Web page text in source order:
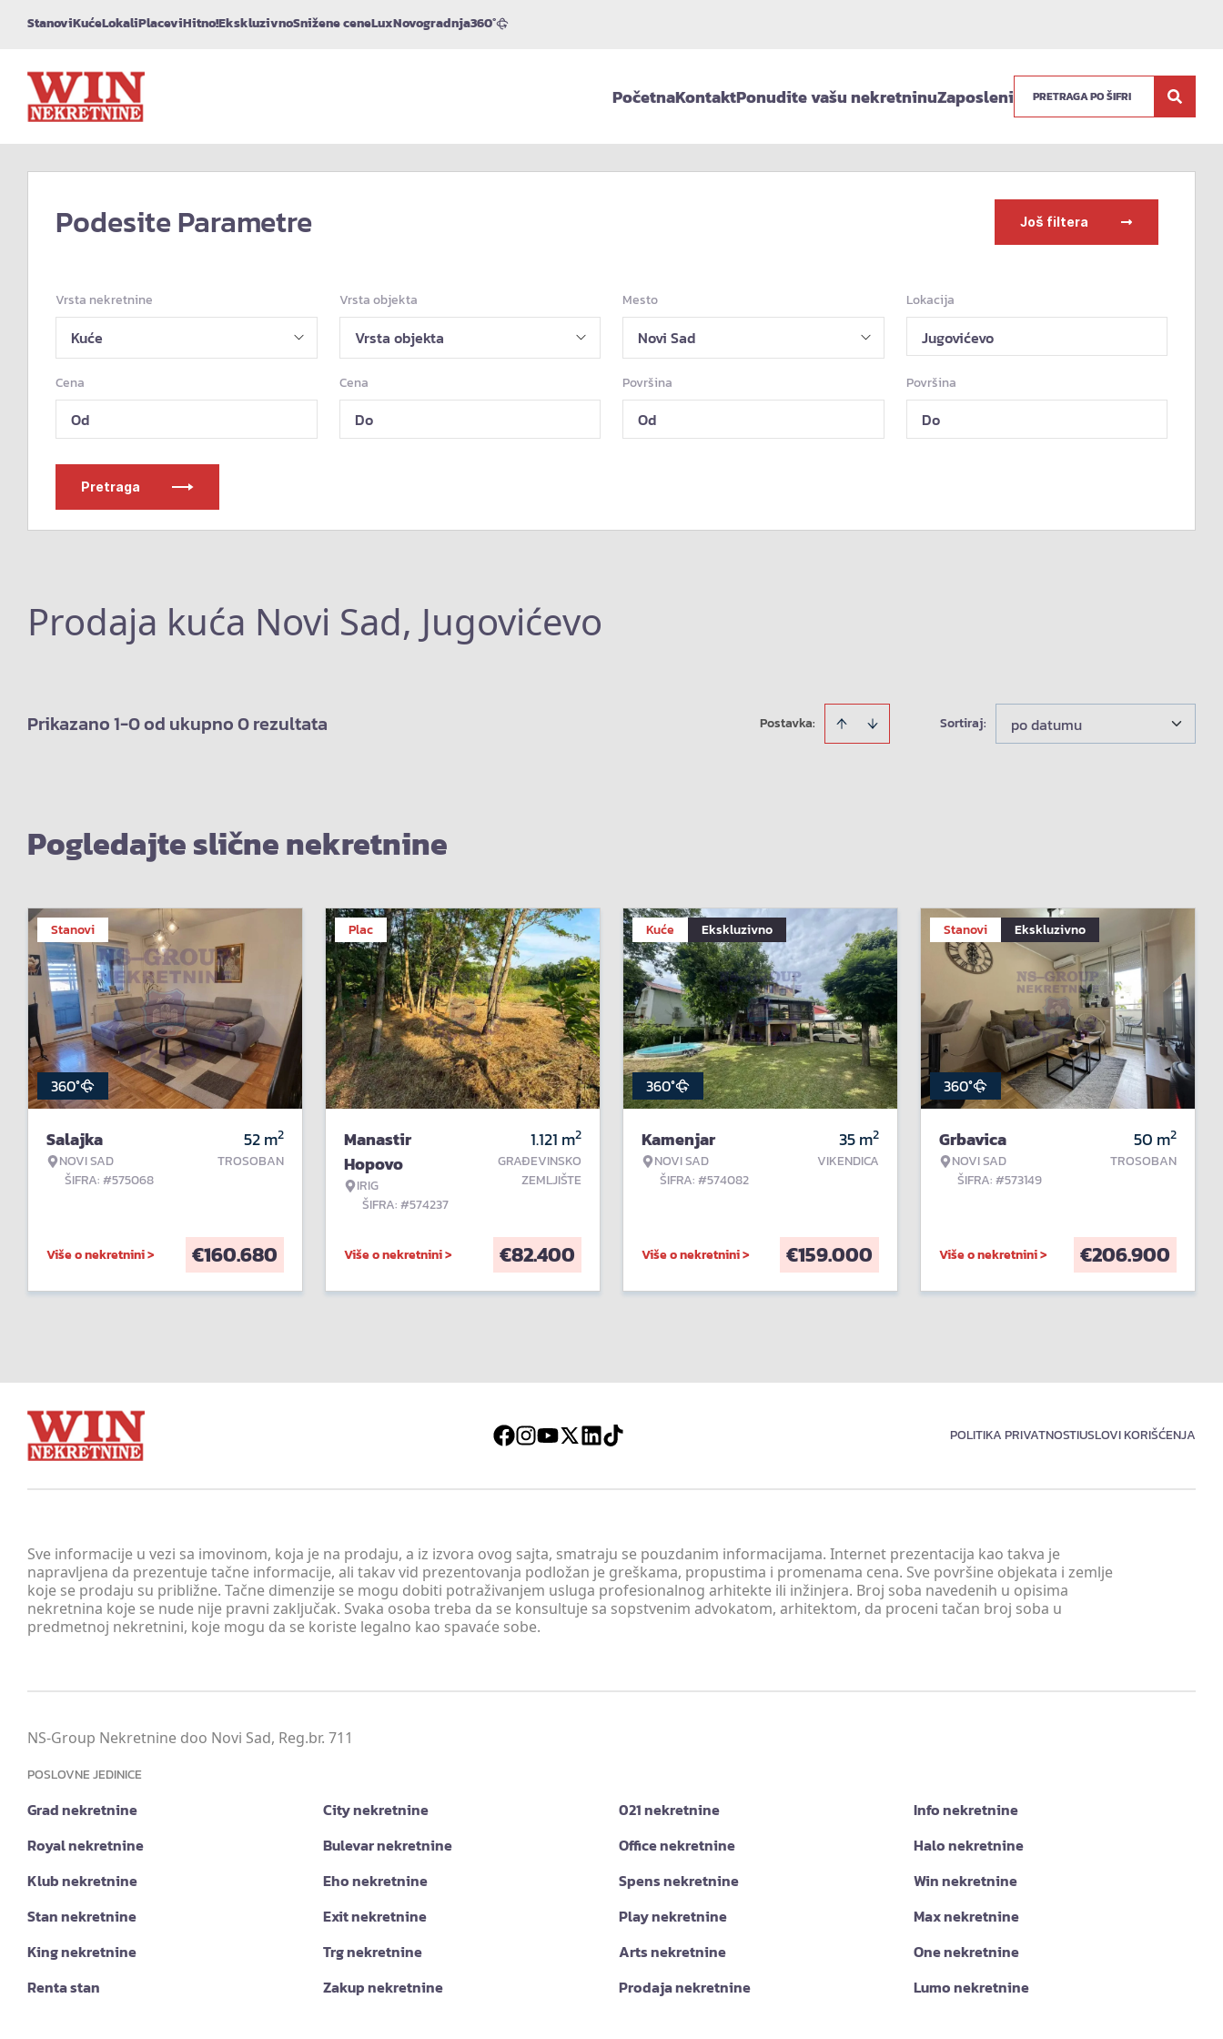
StanoviKućeLokaliPlaceviHitno!EkskluzivnoSnižene ceneLuxNovogradnja360°
PočetnaKontaktPonudite vašu nekretninuZaposleni
Podesite Parametre Još filtera
Vrsta nekretnine Vrsta objekta Mesto Lokacija
Jugovićevo
Cena Cena Površina Površina
Pretraga
Prodaja kuća Novi Sad, Jugovićevo
Prikazano 1-0 od ukupno 0 rezultata Postavka: Sortiraj: po datumu
Pogledajte slične nekretnine
Stanovi
360°
Salajka
NOVI SAD
ŠIFRA: #575068
52m2
TROSOBAN
Više o nekretnini > €160.680
Plac
Manastir
Hopovo
IRIG
ŠIFRA: #574237
1.121 m2
GRAĐEVINSKO
ZEMLJIŠTE
Više o nekretnini > €82.400
Kuće Ekskluzivno
360°
Kamenjar
NOVI SAD
ŠIFRA: #574082
35m2
VIKENDICA
Više o nekretnini > €159.000
Stanovi Ekskluzivno
360°
Grbavica
NOVI SAD
ŠIFRA: #573149
50 m2
TROSOBAN
Više o nekretnini > €206.900
POLITIKA PRIVATNOSTIUSLOVI KORIŠĆENJA
Sve informacije u vezi sa imovinom, koja je na prodaju, a iz izvora ovog sajta, smatraju se pouzdanim informacijama. Internet prezentacija kao takva je
napravljena da prezentuje tačne informacije, ali takav vid prezentovanja podložan je greškama, propustima i promenama cena. Sve površine objekata i zemlje
koje se prodaju su približne. Tačne dimenzije se mogu dobiti potraživanjem usluga profesionalnog arhitekte ili inžinjera. Broj soba navedenih u opisima
nekretnina koje se nude nije pravni zaključak. Svaka osoba treba da se konsultuje sa sopstvenim advokatom, arhitektom, da proceni tačan broj soba u
predmetnoj nekretnini, koje mogu da se koriste legalno kao spavaće sobe.
NS-Group Nekretnine doo Novi Sad, Reg.br. 711
POSLOVNE JEDINICE
Grad nekretnine City nekretnine 021 nekretnine
Info nekretnine
Royal nekretnine
Bulevar nekretnine Office nekretnine
Halo nekretnine
Klub nekretnine
Eho nekretnine Spens nekretnine
Win nekretnine
Stan nekretnine
Exit nekretnine Play nekretnine
Max nekretnine
King nekretnine
Trg nekretnine Arts nekretnine
One nekretnine
Renta stan
Zakup nekretnine Prodaja nekretnine Lumo nekretnine